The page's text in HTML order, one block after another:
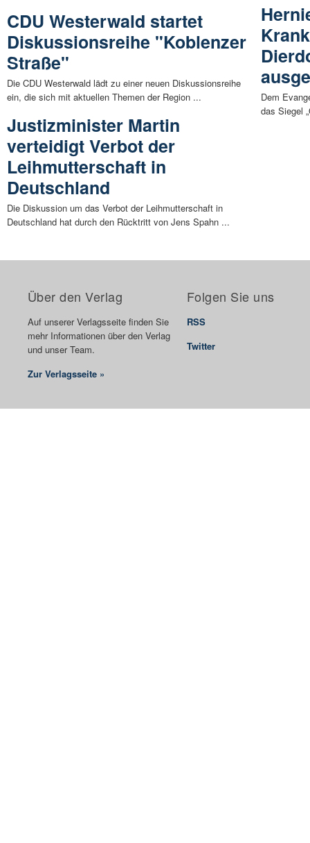
CDU Westerwald startet
Diskussionsreihe "Koblenzer
Straße"
Die CDU Westerwald lädt zu einer neuen Diskussionsreihe
ein, die sich mit aktuellen Themen der Region ...
Justizminister Martin
verteidigt Verbot der
Leihmutterschaft in
Deutschland
Die Diskussion um das Verbot der Leihmutterschaft in
Deutschland hat durch den Rücktritt von Jens Spahn ...
Dem
das Siegel
Über den Verlag
Auf unserer Verlagsseite finden Sie
mehr Informationen über den Verlag
und unser Team.
Zur Verlagsseite »
Folgen Sie uns
RSS
Twitter